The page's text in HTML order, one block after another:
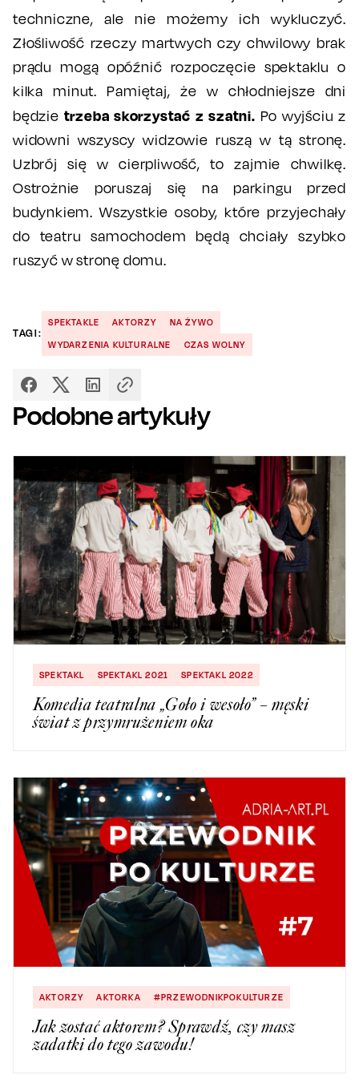
techniczne, ale nie możemy ich wykluczyć.
Złośliwość rzeczy martwych czy chwilowy brak
prądu mogą opóźnić rozpoczęcie spektaklu o
kilka minut. Pamiętaj, że w chłodniejsze dni
będzie trzeba skorzystać z szatni. Po wyjściu z
widowni wszyscy widzowie ruszą w tą stronę.
Uzbrój się w cierpliwość, to zajmie chwilkę.
Ostrożnie poruszaj się na parkingu przed
budynkiem. Wszystkie osoby, które przyjechały
do teatru samochodem będą chciały szybko
ruszyć w stronę domu.
TAGI:
SPEKTAKLE AKTORZY
NA ŻYWO
WYDARZENIA KULTURALNE
CZAS WOLNY
Podobne artykuły
SPEKTAKL SPEKTAKL 2021 SPEKTAKL 2022
Komedia teatralna „Goło i wesoło” – męski
świat z przymrużeniem oka
AKTORZY AKTORKA #PRZEWODNIKPOKULTURZE
Jak zostać aktorem? Sprawdź, czy masz
zadatki do tego zawodu!